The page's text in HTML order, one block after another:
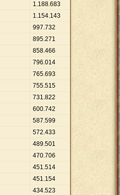
1.188.683
1.154.143
997.732
895.271
858.466
796.014
765.693
755.515
731.822
600.742
587.599
572.433
489.501
470.706
451.514
451.154
434.523